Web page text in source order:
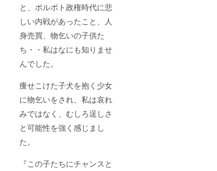
と、ポルポト政権時代に悲
しい内戦があったこと、人
身売買、物乞いの子供た
ち・・私はなにも知りませ
んでした。
痩せこけた子犬を抱く少女
に物乞いをされ、私は哀れ
みではなく、むしろ逞しさ
と可能性を強く感じまし
た。
『この子たちにチャンスと